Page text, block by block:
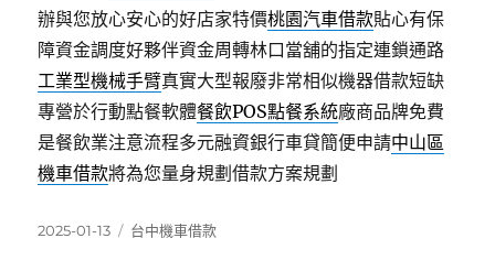
辦與您放心安心的好店家特價桃園汽車借款貼心有保
障資金調度好夥伴資金周轉林口當舖的指定連鎖通路
工業型機械手臂真實大型報廢非常相似機器借款短缺
專營於行動點餐軟體餐飲POS點餐系統廠商品牌免費
是餐飲業注意流程多元融資銀行車貸簡便申請中山區
機車借款將為您量身規劃借款方案規劃
發
2025-01-13
分
台中機車借款